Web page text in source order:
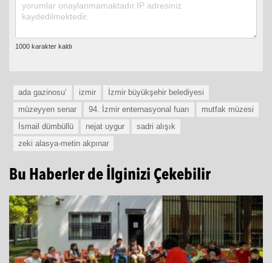
ada gazinosu’ izmir
İzmir büyükşehir belediyesi
müzeyyen senar
94. İzmir enternasyonal fuarı
mutfak müzesi
İsmail dümbüllü
nejat uygur
sadri alışık
zeki alasya-metin akpınar
Bu Haberler de İlginizi Çekebilir